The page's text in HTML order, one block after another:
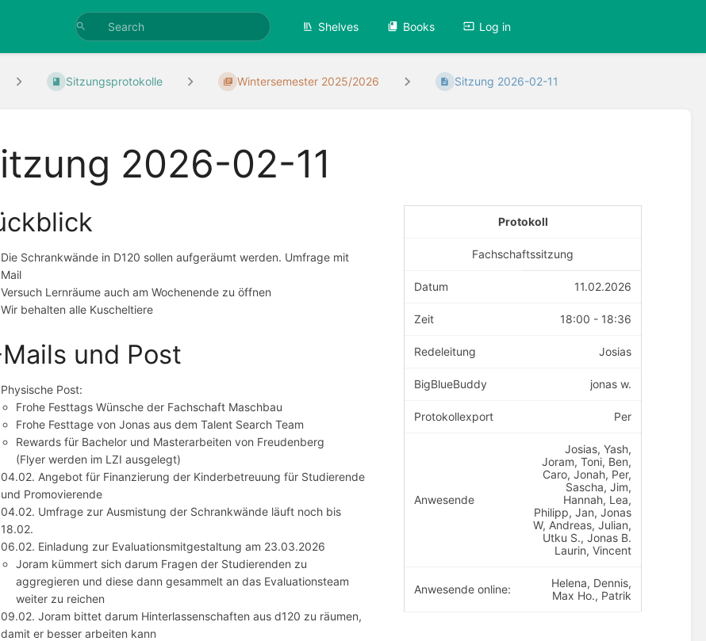
Shelves Books Log in
Sitzungsprotokolle Wintersemester 2025/2026 Sitzung 2026-02-11
2026-02-11
Protokoll
Fachschaftssitzung
Datum 11.02.2026
Zeit 18:00 - 18:36
Redeleitung Josias
BigBlueBuddy jonas w.
Protokollexport Per
Anwesende
Josias, Yash,
Joram, Toni, Ben,
Caro, Jonah, Per,
Sascha, Jim,
Hannah, Lea,
Philipp, Jan, Jonas
W, Andreas, Julian,
Utku S., Jonas B.
Laurin, Vincent
Anwesende online:
Helena, Dennis,
Max Ho., Patrik
Die Schrankwände in D120 sollen aufgeräumt werden. Umfrage mit
Mail
Versuch Lernräume auch am Wochenende zu öffnen
Wir behalten alle Kuscheltiere
und Post
Physische Post:
Frohe Festtags Wünsche der Fachschaft Maschbau
Frohe Festtage von Jonas aus dem Talent Search Team
Rewards für Bachelor und Masterarbeiten von Freudenberg
(Flyer werden im LZI ausgelegt)
04.02. Angebot für Finanzierung der Kinderbetreuung für Studierende
und Promovierende
04.02. Umfrage zur Ausmistung der Schrankwände läuft noch bis
18.02.
06.02. Einladung zur Evaluationsmitgestaltung am 23.03.2026
Joram kümmert sich darum Fragen der Studierenden zu
aggregieren und diese dann gesammelt an das Evaluationsteam
weiter zu reichen
09.02. Joram bittet darum Hinterlassenschaften aus d120 zu räumen,
damit er besser arbeiten kann